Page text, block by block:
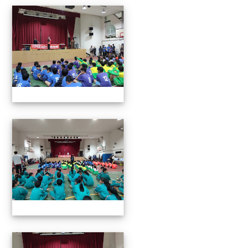
113年全國北區師生盃巧固
113年全國北區師生盃巧固
113年全國北區師生盃巧固